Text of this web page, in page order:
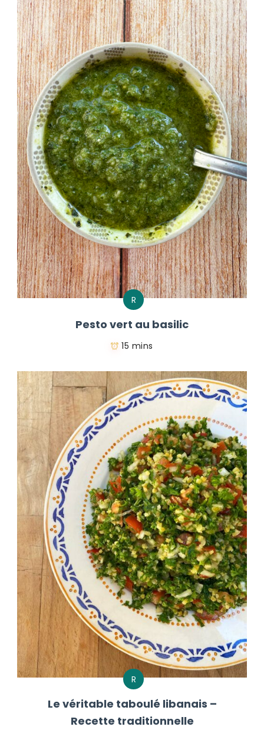
R
Pesto vert au basilic
15 mins
R
Le véritable taboulé libanais –
Recette traditionnelle